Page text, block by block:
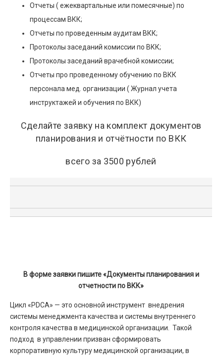
Отчеты ( ежеквартальные или помесячные) по
процессам ВКК;
Отчеты по проведенным аудитам ВКК;
Протоколы заседаний комиссии по ВКК;
Протоколы заседаний врачебной комиссии;
Отчеты про проведенному обучению по ВКК
персонала мед. организации ( Журнал учета
инструктажей и обучения по ВКК)
Сделайте заявку на комплект документов
планирования и отчётности по ВКК
всего за 3500 рублей
В форме заявки пишите «Документы планирования и
отчетности по ВКК»
Цикл «PDCA» — это основной инструмент внедрения
системы менеджмента качества и системы внутреннего
контроля качества в медицинской организации. Такой
подход в управлении призван сформировать
корпоративную культуру медицинской организации, в